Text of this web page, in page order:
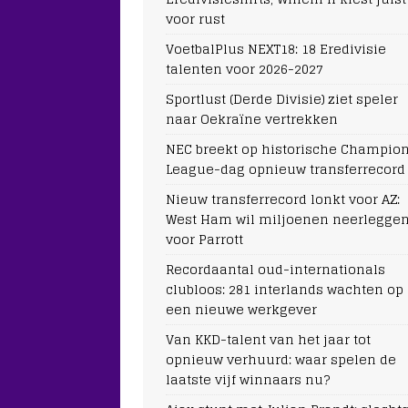
voor rust
VoetbalPlus NEXT18: 18 Eredivisie
talenten voor 2026-2027
Sportlust (Derde Divisie) ziet speler
naar Oekraïne vertrekken
NEC breekt op historische
League-dag opnieuw transferrecord
Nieuw transferrecord lonkt voor AZ:
West Ham wil miljoenen
voor Parrott
Recordaantal oud-internationals
clubloos: 281 interlands wachten op
een nieuwe werkgever
Van KKD-talent van het jaar tot
opnieuw verhuurd: waar spelen de
laatste vijf winnaars nu?